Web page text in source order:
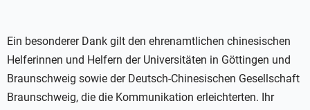
Ein besonderer Dank gilt den ehrenamtlichen chinesischen
Helferinnen und Helfern der Universitäten in Göttingen und
Braunschweig sowie der Deutsch-Chinesischen Gesellschaft
Braunschweig, die die Kommunikation erleichterten. Ihr